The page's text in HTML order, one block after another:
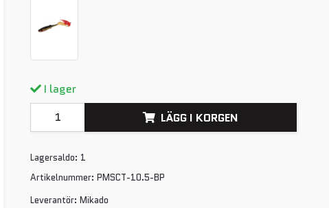
I lager
LÄGG I KORGEN
Lagersaldo: 1
Artikelnummer: PMSCT-10.5-BP
Leverantör: Mikado